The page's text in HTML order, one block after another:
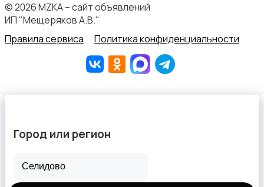
Футболки и топы
© 2026 MZKA – сайт объявлений
ИП "Мещеряков А.В."
Правила сервиса
Политика конфиденциальности
Город или регион